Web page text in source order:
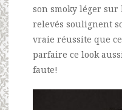
son smoky léger sur
relevés soulignent
vraie réussite que
parfaire ce look
faute!